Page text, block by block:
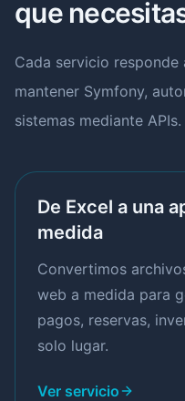
que
Cada servicio
mantener Symfony,
sistemas mediante APIs.
De Excel a una
medida
Convertimos
web a medida para
pagos, reservas,
solo lugar.
Ver servicio